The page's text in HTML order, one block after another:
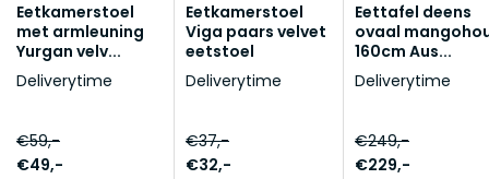
Eetkamerstoel
met armleuning
Yurgan velv...
Deliverytime
€59,-
€49,-
Eetkamerstoel
Viga paars velvet
eetstoel
Deliverytime
€37,-
€32,-
Eettafel deens
ovaal
160cm Aus...
Deliverytime
€249,-
€229,-